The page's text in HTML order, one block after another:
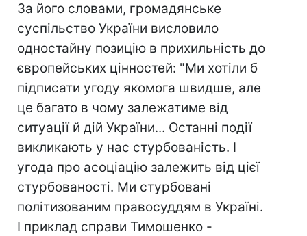
За його словами, громадянське
суспільство України висловило
одностайну позицію в прихильність до
європейських цінностей: "Ми хотіли б
підписати угоду якомога швидше, але
це багато в чому залежатиме від
ситуації й дій України... Останні події
викликають у нас стурбованість. І
угода про асоціацію залежить від цієї
стурбованості. Ми стурбовані
політизованим правосуддям в Україні.
І приклад справи Тимошенко -